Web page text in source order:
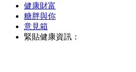
健康財富
糖胖與你
意見箱
緊貼健康資訊：